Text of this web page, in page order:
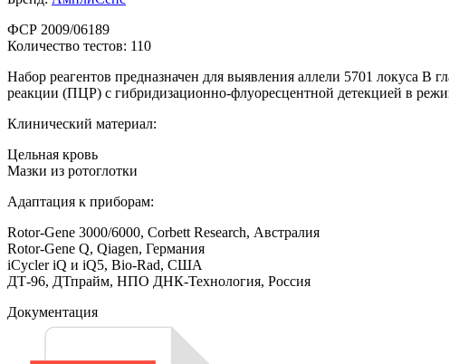
ФСР 2009/06189
Количество тестов: 110
Набор реагентов предназначен для выявления аллели 5701 локуса В
реакции (ПЦР) с гибридизационно-флуоресцентной детекцией в
Клинический материал:
Цельная кровь
Мазки из ротоглотки
Адаптация к приборам:
Rotor-Gene 3000/6000, Corbett Research, Австралия
Rotor-Gene Q, Qiagen, Германия
iCycler iQ и iQ5, Bio-Rad, США
ДТ-96, ДТпрайм, НПО ДНК-Технология, Россия
Документация